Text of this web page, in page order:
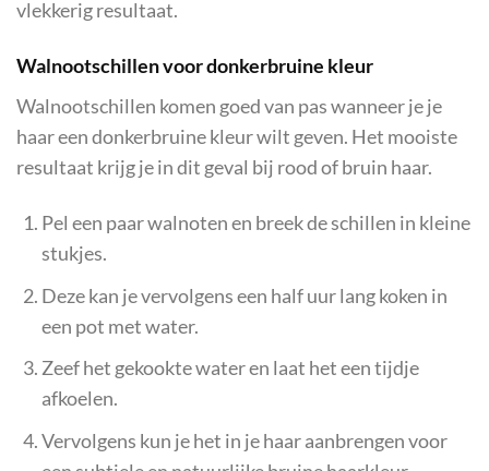
vlekkerig resultaat.
Walnootschillen voor donkerbruine kleur
Walnootschillen komen goed van pas wanneer je je
haar een donkerbruine kleur wilt geven. Het mooiste
resultaat krijg je in dit geval bij rood of bruin haar.
Pel een paar walnoten en breek de schillen in kleine
stukjes.
Deze kan je vervolgens een half uur lang koken in
een pot met water.
Zeef het gekookte water en laat het een tijdje
afkoelen.
Vervolgens kun je het in je haar aanbrengen voor